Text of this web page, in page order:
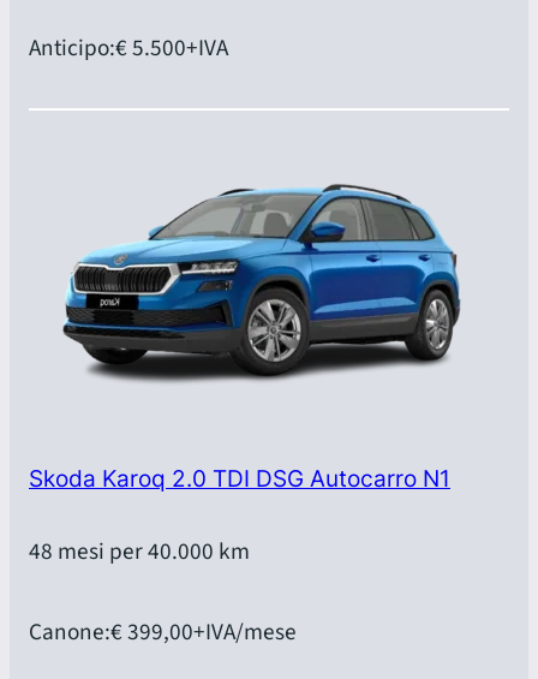
Anticipo:€ 5.500+IVA
Skoda Karoq 2.0 TDI DSG Autocarro N1
48 mesi per 40.000 km
Canone:€ 399,00+IVA/mese